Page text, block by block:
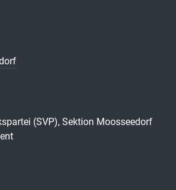
(SVP), Sektion Moosseedorf